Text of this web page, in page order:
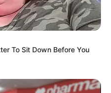
aconteceram.
para ACS e ACE: veja o
To Sit Down Before You